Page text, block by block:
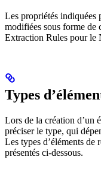
Les propriétés indiquées
modifiées sous forme de
Extraction Rules pour le
Types
Lors de la création d’un
préciser le type, qui
Les types d’éléments de
présentés ci‑dessous.